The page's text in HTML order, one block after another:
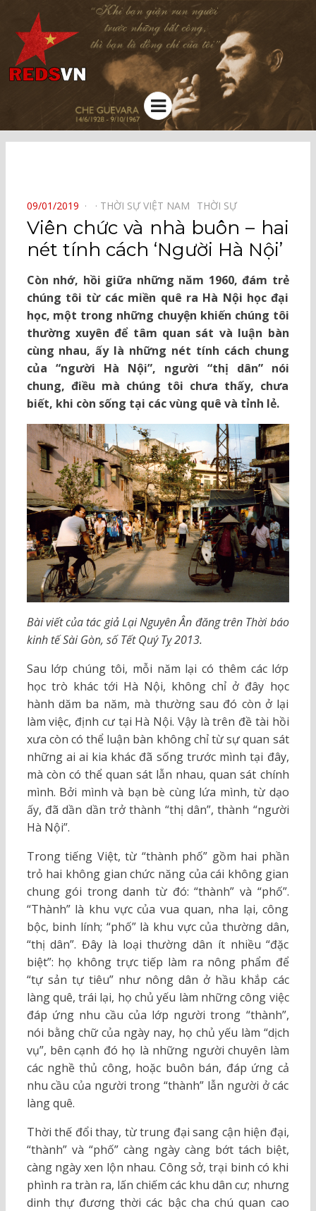
Kênh chia sẻ tri thức cộng đồng
Menu
POSTED
ON
09/01/2019 THỜI SỰ VIỆT NAM⠀ THỜI SỰ⠀
Viên chức và nhà buôn – hai
nét tính cách ‘Người Hà Nội’
Còn nhớ, hồi giữa những năm 1960, đám trẻ
chúng tôi từ các miền quê ra Hà Nội học đại
học, một trong những chuyện khiến chúng tôi
thường xuyên để tâm quan sát và luận bàn
cùng nhau, ấy là những nét tính cách chung
của “người Hà Nội”, người “thị dân” nói
chung, điều mà chúng tôi chưa thấy, chưa
biết, khi còn sống tại các vùng quê và tỉnh lẻ.
Bài viết của tác giả Lại Nguyên Ân đăng trên Thời báo
kinh tế Sài Gòn, số Tết Quý Tỵ 2013.
Sau lớp chúng tôi, mỗi năm lại có thêm các lớp
học trò khác tới Hà Nội, không chỉ ở đây học
hành dăm ba năm, mà thường sau đó còn ở lại
làm việc, định cư tại Hà Nội. Vậy là trên đề tài hồi
xưa còn có thể luận bàn không chỉ từ sự quan sát
những ai ai kia khác đã sống trước mình tại đây,
mà còn có thể quan sát lẫn nhau, quan sát chính
mình. Bởi mình và bạn bè cùng lứa mình, từ dạo
ấy, đã dần dần trở thành “thị dân”, thành “người
Hà Nội”.
Trong tiếng Việt, từ “thành phố” gồm hai phần
trỏ hai không gian chức năng của cái không gian
chung gói trong danh từ đó: “thành” và “phố”.
“Thành” là khu vực của vua quan, nha lại, công
bộc, binh lính; “phố” là khu vực của thường dân,
“thị dân”. Đây là loại thường dân ít nhiều “đặc
biệt”: họ không trực tiếp làm ra nông phẩm để
“tự sản tự tiêu” như nông dân ở hầu khắp các
làng quê, trái lại, họ chủ yếu làm những công việc
đáp ứng nhu cầu của lớp người trong “thành”,
nói bằng chữ của ngày nay, họ chủ yếu làm “dịch
vụ”, bên cạnh đó họ là những người chuyên làm
các nghề thủ công, hoặc buôn bán, đáp ứng cả
nhu cầu của người trong “thành” lẫn người ở các
làng quê.
Thời thế đổi thay, từ trung đại sang cận hiện đại,
“thành” và “phố” càng ngày càng bớt tách biệt,
càng ngày xen lộn nhau. Công sở, trại binh có khi
phình ra tràn ra, lấn chiếm các khu dân cư; nhưng
dinh thự đương thời các bậc cha chú quan cao